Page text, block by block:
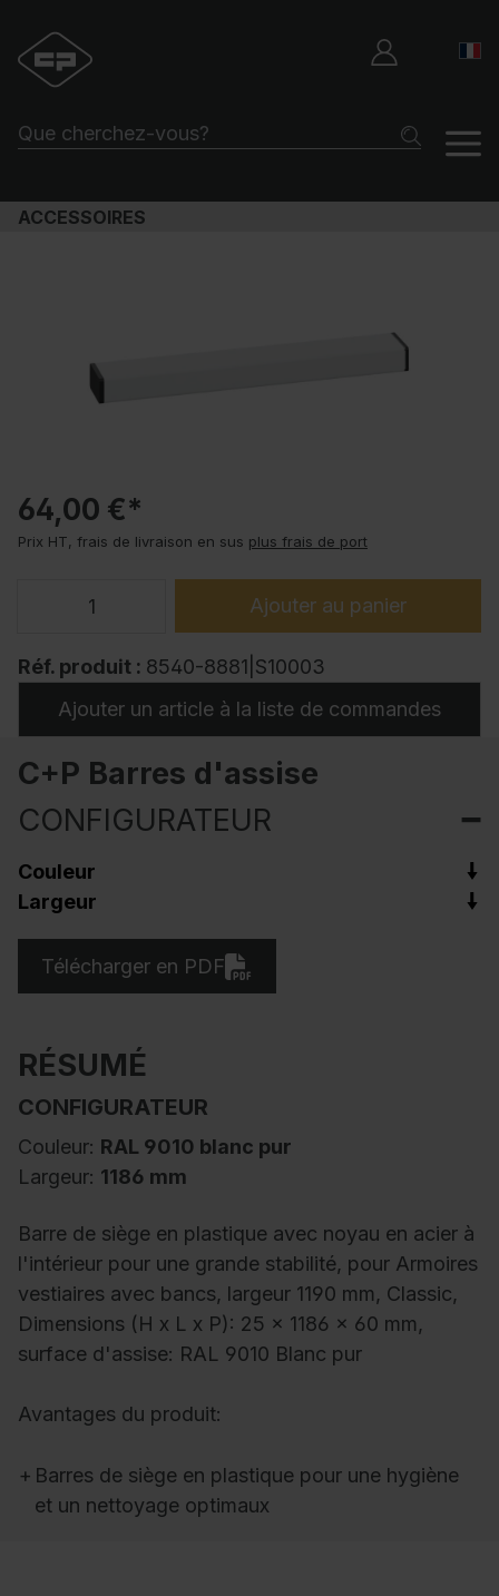
ACCESSOIRES
64,00 €*
Prix HT, frais de livraison en sus plus frais de port
Ajouter au panier
Réf. produit : 8540-8881|S10003
Ajouter un article à la liste de commandes
C+P Barres d'assise
CONFIGURATEUR
Couleur
Largeur
Télécharger en PDF
RÉSUMÉ
CONFIGURATEUR
Couleur: RAL 9010 blanc pur
Largeur: 1186 mm
Barre de siège en plastique avec noyau en acier à
l'intérieur pour une grande stabilité, pour Armoires
vestiaires avec bancs, largeur 1190 mm, Classic,
Dimensions (H x L x P): 25 x 1186 x 60 mm,
surface d'assise: RAL 9010 Blanc pur
Avantages du produit:
+ Barres de siège en plastique pour une hygiène
et un nettoyage optimaux